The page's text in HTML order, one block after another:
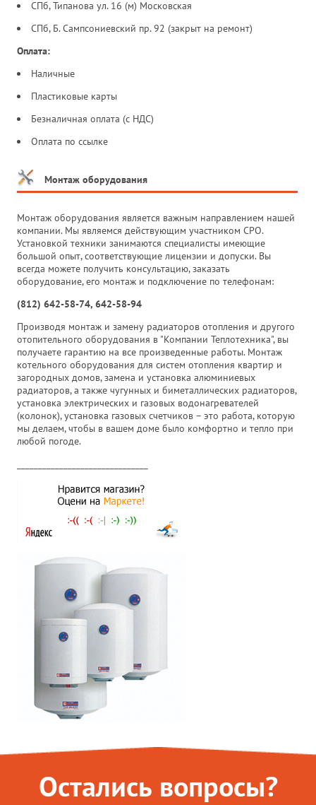
СПб, Типанова ул. 16 (м) Московская
СПб, Б. Сампсониевский пр. 92 (закрыт на ремонт)
Оплата:
Наличные
Пластиковые карты
Безналичная оплата (с НДС)
Оплата по ссылке
Монтаж оборудования
Монтаж оборудования является важным направлением нашей
компании. Мы являемся действующим участником СРО.
Установкой техники занимаются специалисты имеющие
большой опыт, соответствующие лицензии и допуски. Вы
всегда можете получить консультацию, заказать
оборудование, его монтаж и подключение по телефонам:
(812) 642-58-74, 642-58-94
Производя монтаж и замену радиаторов отопления и другого
отопительного оборудования в "Компании Теплотехника", вы
получаете гарантию на все произведенные работы. Монтаж
котельного оборудования для систем отопления квартир и
загородных домов, замена и установка алюминиевых
радиаторов, а также чугунных и биметаллических радиаторов,
установка электрических и газовых водонагревателей
(колонок), установка газовых счетчиков – это работа, которую
мы делаем, чтобы в вашем доме было комфортно и тепло при
любой погоде.
Остались вопросы?